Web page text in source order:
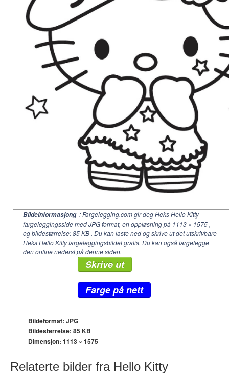
Bildeinformasjong : Fargelegging.com gir deg Heks Hello Kitty
fargeleggingsside med JPG format, en oppløsning på 1113 × 1575 ,
og bildestørrelse: 85 KB . Du kan laste ned og skrive ut det utskrivbare
Heks Hello Kitty fargeleggingsbildet gratis. Du kan også fargelegge
den online nederst på denne siden.
Skrive ut
Farge på nett
Bildeformat: JPG
Bildestørrelse: 85 KB
Dimensjon: 1113 × 1575
Relaterte bilder fra Hello Kitty